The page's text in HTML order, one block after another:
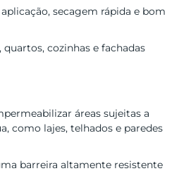
secagem rápida e bom
quartos, cozinhas e fachadas
áreas sujeitas a
como lajes, telhados e paredes
barreira altamente resistente